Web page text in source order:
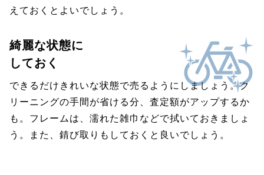
えておくとよいでしょう。
綺麗な状態に
しておく
できるだけきれいな状態で売るようにしましょう。ク
リーニングの手間が省ける分、査定額がアップするか
も。フレームは、濡れた雑巾などで拭いておきましょ
う。また、錆び取りもしておくと良いでしょう。